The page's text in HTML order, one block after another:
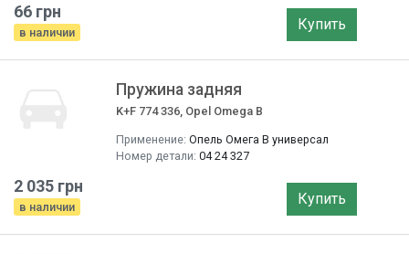
66 грн
в наличии Купить
Пружина задняя
K+F 774 336, Opel Omega B
Применение: Опель Омега B универсал
Номер детали: 04 24 327
2 035 грн
в наличии Купить